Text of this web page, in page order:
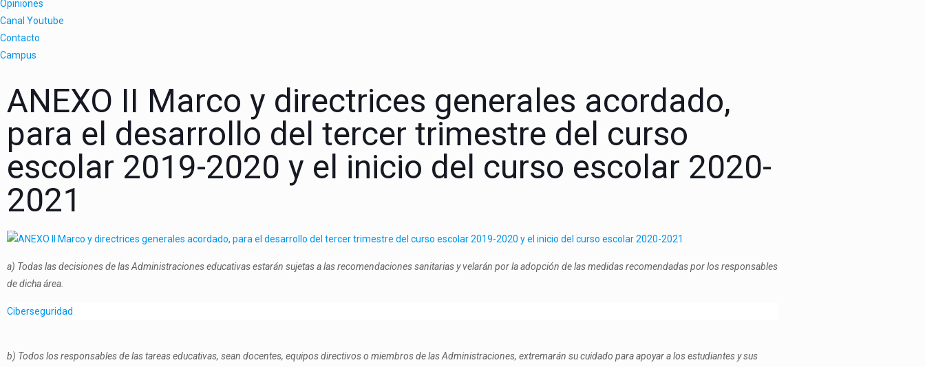
Opiniones
Canal Youtube
Contacto
Campus
ANEXO II Marco y directrices generales acordado,
para el desarrollo del tercer trimestre del curso
escolar 2019-2020 y el inicio del curso escolar 2020-
2021
a) Todas las decisiones de las Administraciones educativas estarán sujetas a las recomendaciones sanitarias y velarán por la adopción de las medidas recomendadas por los responsables
de dicha área.
Ciberseguridad
b) Todos los responsables de las tareas educativas, sean docentes, equipos directivos o miembros de las Administraciones, extremarán su cuidado para apoyar a los estudiantes y sus